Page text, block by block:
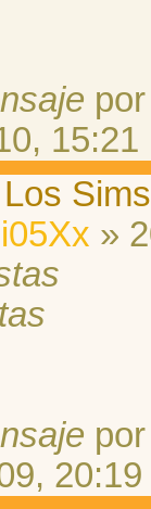
15:21
»
20:19